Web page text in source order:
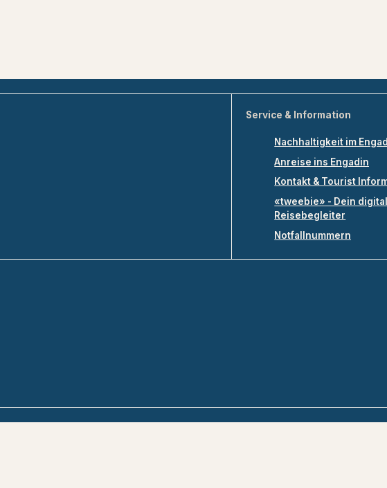
Service & Information
Nachhaltigkeit im
Anreise ins Engadin
Kontakt & Tourist
«tweebie» - Dein
Reisebegleiter
Notfallnummern